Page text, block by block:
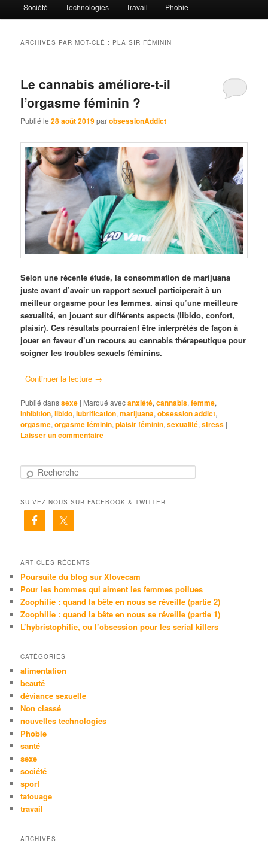
Société Technologies Travail Phobie
ARCHIVES PAR MOT-CLÉ : PLAISIR FÉMININ
Le cannabis améliore-t-il
l’orgasme féminin ?
Publié le28 août 2019parobsessionAddict
Selon une récente étude, la consommation de marijuana
juste avant d’avoir un rapport sexuel participerait à un
meilleur orgasme pour les femmes. ainsi qu’une meilleure
sexualité, en jouant sur différents aspects (libido, confort,
plaisir). Ces résultats pourraient être interprétés de façon à
jouer en faveur d’un recours au cannabis thérapeutique pour
soigner les troubles sexuels féminins.
Continuer la lecture →
Publié danssexe | Marqué avecanxiété,cannabis,femme,
inhibition,libido,lubrification,marijuana,obsession addict,
orgasme,orgasme féminin,plaisir féminin,sexualité,stress |
Laisser un commentaire
h
e
SUIVEZ-NOUS SUR FACEBOOK & TWITTER
ARTICLES RÉCENTS
Poursuite du blog sur Xlovecam
Pour les hommes qui aiment les femmes poilues
Zoophilie : quand la bête en nous se réveille (partie 2)
Zoophilie : quand la bête en nous se réveille (partie 1)
L’hybristophilie, ou l’obsession pour les serial killers
CATÉGORIES
alimentation
beauté
déviance sexuelle
Non classé
nouvelles technologies
Phobie
santé
sexe
société
sport
tatouage
travail
ARCHIVES